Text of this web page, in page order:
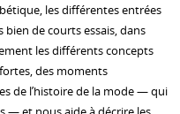
les différentes entrées
de courts essais, dans
les différents concepts
des moments
de l’histoire de la mode — qui